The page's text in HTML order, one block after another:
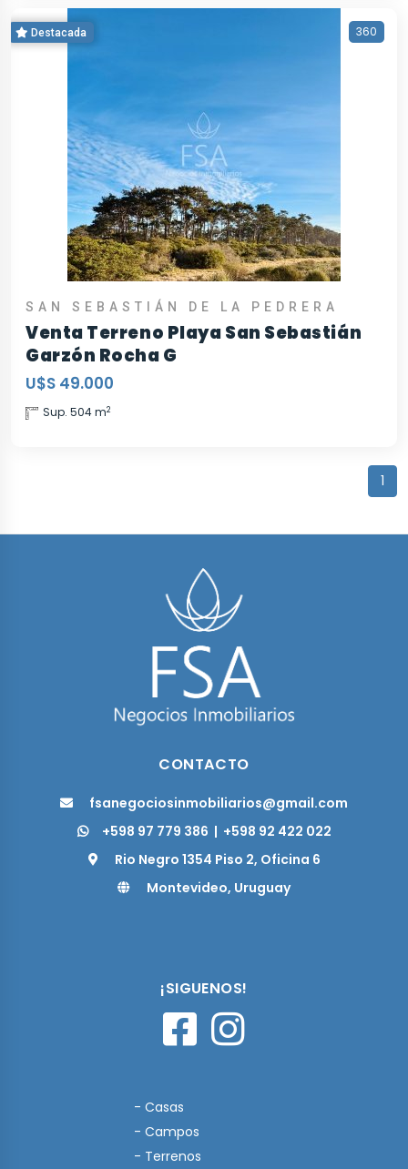
Destacada 360
SAN SEBASTIÁN DE LA PEDRERA
Venta Terreno Playa San Sebastián
Garzón Rocha G
U$S 49.000
Sup. 504 m2
1
CONTACTO
fsanegociosinmobiliarios@gmail.com
+598 97 779 386 | +598 92 422 022
Rio Negro 1354 Piso 2, Oficina 6
Montevideo, Uruguay
¡SIGUENOS!
- Casas
- Campos
- Terrenos